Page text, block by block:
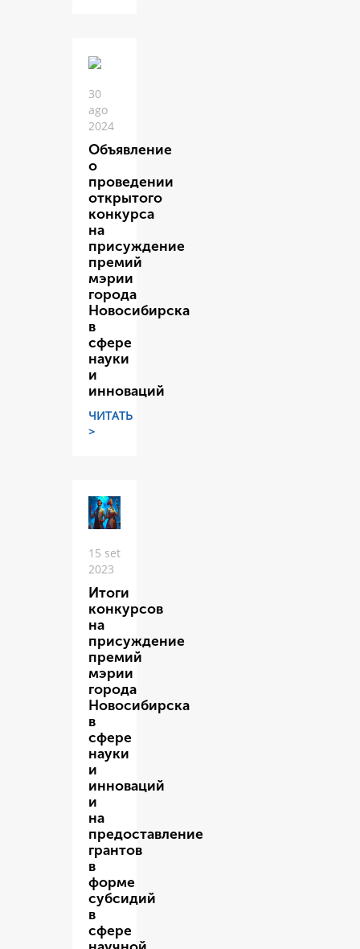
30
ago
2024
Объявление
о
проведении
открытого
конкурса
на
присуждение
премий
мэрии
города
Новосибирска
в
сфере
науки
и
инноваций
ЧИТАТЬ
>
15 set
2023
Итоги
конкурсов
на
присуждение
премий
мэрии
города
Новосибирска
в
сфере
науки
и
инноваций
и
на
предоставление
грантов
в
форме
субсидий
в
сфере